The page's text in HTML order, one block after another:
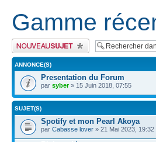
Gamme
Publier un nouveau sujet
ANNONCE(S)
Presentation du Forum
par syber» 15 Juin 2018, 07:55
SUJET(S)
Spotify et mon Pearl Akoya
par Cabasse lover » 21 Mai 2023, 19:32